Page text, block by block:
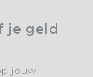
je geld
jouw